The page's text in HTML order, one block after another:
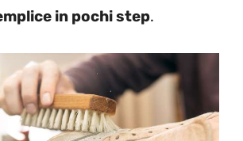
in pochi step.